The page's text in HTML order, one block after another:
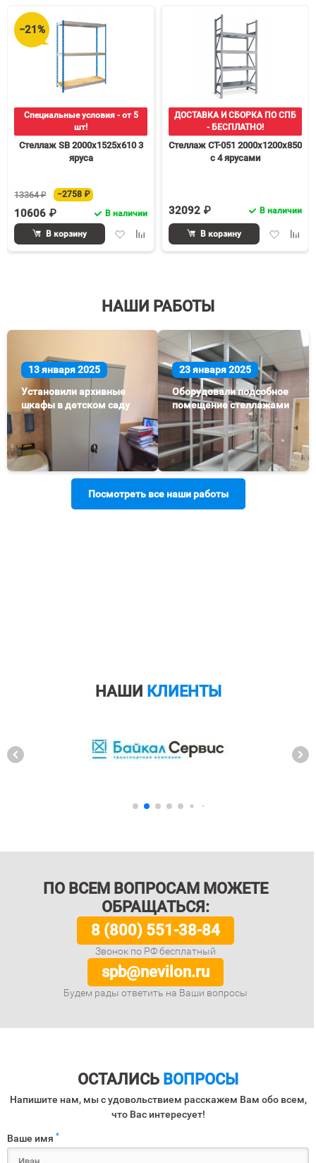
−21%
Специальные условия - от 5
шт!
Стеллаж SB 2000х1525х610 3
яруса
13364 ₽ −2758 ₽
10606 ₽ В наличии
ДобавитьДобавить
В корзину
ДОСТАВКА И СБОРКА ПО СПБ
- БЕСПЛАТНО!
Стеллаж СТ-051 2000х1200х850
с 4 ярусами
32092 ₽ В наличии
Добавить
В корзину
НАШИ РАБОТЫ
13 января 2025
Установили архивные
шкафы в детском саду
23 января 2025
Оборудовали подсобное
помещение стеллажами
Посмотреть все наши работы
НАШИ КЛИЕНТЫ
ПО ВСЕМ ВОПРОСАМ МОЖЕТЕ
ОБРАЩАТЬСЯ:
8 (800) 551-38-84
Звонок по РФ бесплатный
spb@nevilon.ru
Будем рады ответить на Ваши вопросы
ОСТАЛИСЬ ВОПРОСЫ
Напишите нам, мы с удовольствием расскажем Вам обо всем,
что Вас интересует!
Ваше имя *